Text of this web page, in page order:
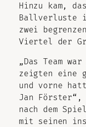
Hinzu kam,
Ballverluste
zwei
Viertel der
„Das Team
zeigten eine
und vorne
Jan
nach dem
mit seinen